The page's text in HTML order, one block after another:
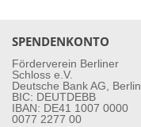
SPENDENKONTO
Förderverein Berliner
Schloss e.V.
Deutsche Bank AG, Berlin
BIC: DEUTDEBB
IBAN: DE41 1007 0000
0077 2277 00